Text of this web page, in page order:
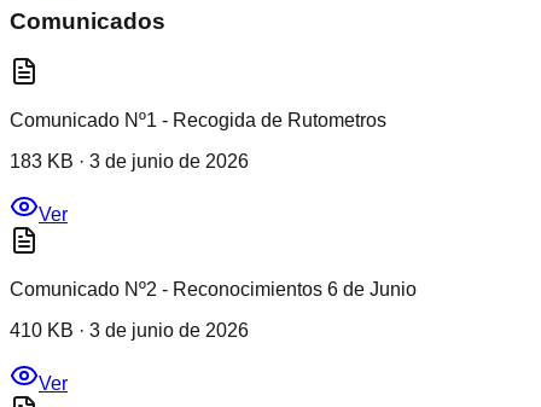
Comunicados
Comunicado Nº1 - Recogida de Rutometros
183 KB · 3 de junio de 2026
Ver
Comunicado Nº2 - Reconocimientos 6 de Junio
410 KB · 3 de junio de 2026
Ver